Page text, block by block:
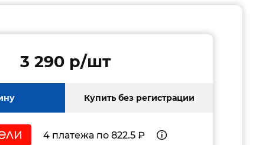
3 290 p/шт
Купить без регистрации
4 платежа по 822.5 ₽